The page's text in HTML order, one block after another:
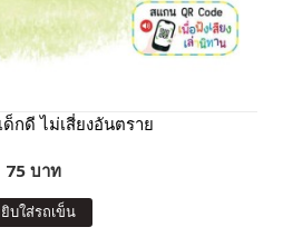
กดี ไม่เสี่ยงอันตราย
75 บาท
บใส่รถเข็น